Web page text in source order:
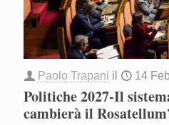
Paolo Trapani il 14
Politiche 2027-Il
cambierà il